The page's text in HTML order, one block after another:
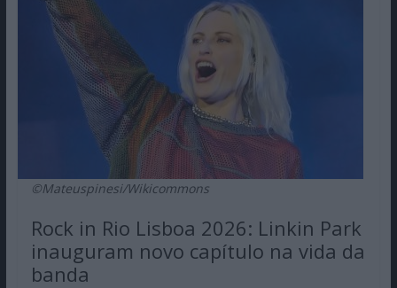
©Mateuspinesi/Wikicommons
Rock in Rio Lisboa 2026: Linkin Park
inauguram novo capítulo na vida da
banda